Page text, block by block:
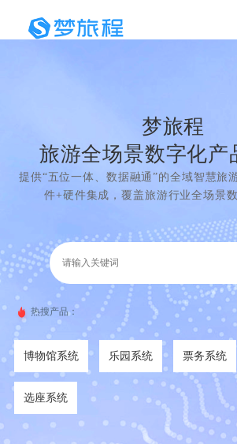
梦旅程
旅游全场景数字化产
提供“五位一体、数据融通”的全域智慧旅
件+硬件集成，覆盖旅游行业全场景
热搜产品：
博物馆系统 乐园系统 票务系统
选座系统